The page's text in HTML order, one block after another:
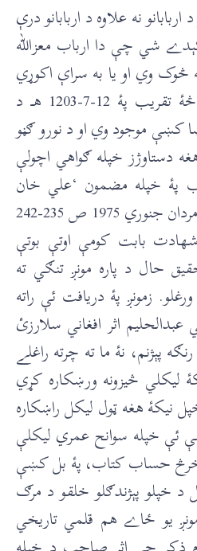
نه علاوه د اربابانو درې
شي چې دا ارباب معزالله
څوک وي او يا به سراې اکوړي
کښې متمکن وي يا پۀ څۀ تقريب پۀ 12-7-1203 هــ د
کښې موجود وي او د نورو ګڼو
دستاوژز خپله ګواهي اچولې
پۀ خپله مضمون ‘علي خان
محمد زئ’ مطبوعه ‘قند’ مردان جنوري 1975 ص 235-242
بابت کومې اوتې بوتې
حال د پاره مونږ تنګي ته
زمونږ پۀ دريافت ئې راته
اثر افغاني سلارزئ
پېژنم، نۀ ما ته چرته راغلے
څیزونه ورښکاره کړي
نيکۀ هغه ټول ليکل راښکاره
خپله سوانح عمري ليکلې
حساب کتاب، پۀ بل کښې
خپلو پېژندګلو خلقو د مرګ
مونږ يو ځاے هم قلمي تاريخي